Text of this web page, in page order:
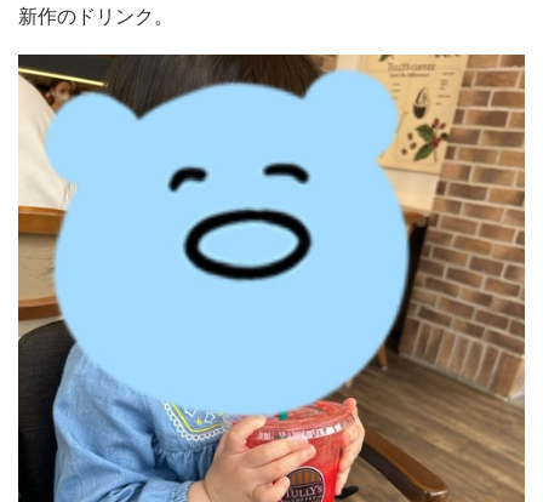
新作のドリンク。